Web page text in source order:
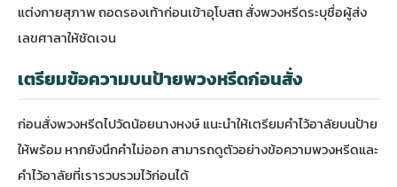
แต่งกายสุภาพ ถอดรองเท้าก่อนเข้าอุโบสถ สั่งพวงหรีดระบุชื่อผู้ส่ง
เลขศาลาให้ชัดเจน
เตรียมข้อความบนป้ายพวงหรีดก่อนสั่ง
ก่อนสั่งพวงหรีดไปวัดน้อยนางหงษ์ แนะนำให้เตรียมคำไว้อาลัยบนป้าย
ให้พร้อม หากยังนึกคำไม่ออก สามารถดูตัวอย่างข้อความพวงหรีดและ
คำไว้อาลัยที่เรารวบรวมไว้ก่อนได้